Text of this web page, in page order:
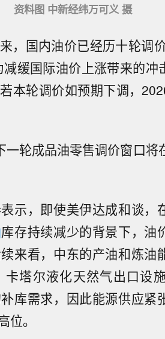
资料图 中新经纬万可义 摄
，国内油价已经历十轮调
缓国际油价上涨带来的
本轮调价如预期下调，
一轮成品油零售调价窗口
示，即使美伊达成和谈，
库存持续减少的背景下，油
来看，中东的产油和炼油
塔尔液化天然气出口设
库需求，因此能源供应紧
。